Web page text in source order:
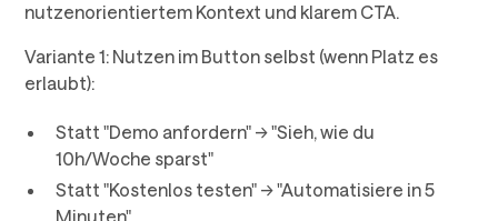
nutzenorientiertem Kontext und klarem CTA.
Variante 1: Nutzen im Button selbst (wenn Platz es
erlaubt):
Statt "Demo anfordern" → "Sieh, wie du
10h/Woche sparst"
Statt "Kostenlos testen" → "Automatisiere in 5
Minuten"